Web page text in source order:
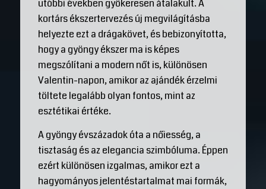
utóbbi években gyökeresen átalakult. A
kortárs ékszertervezés új megvilágításba
helyezte ezt a drágakövet, és bebizonyította,
hogy a gyöngy ékszer ma is képes
megszólítani a modern nőt is, különösen
Valentin-napon, amikor az ajándék érzelmi
töltete legalább olyan fontos, mint az
esztétikai értéke.
A gyöngy évszázadok óta a nőiesség, a
tisztaság és az elegancia szimbóluma. Éppen
ezért különösen izgalmas, amikor ezt a
hagyományos jelentéstartalmat mai formák,